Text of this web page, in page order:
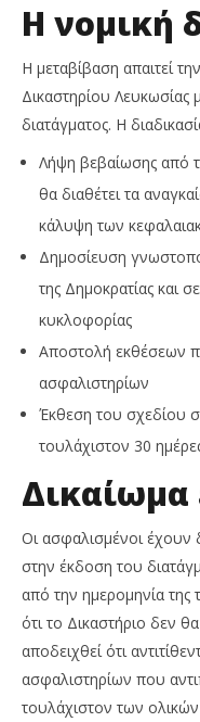
Η νομική
Η μεταβίβαση απαιτεί
Δικαστηρίου Λευκωσίας
διατάγματος. Η
Λήψη βεβαίωσης από
θα διαθέτει τα
κάλυψη των
Δημοσίευση
της Δημοκρατίας και
κυκλοφορίας
Αποστολή εκθέσεων
ασφαλιστηρίων
Έκθεση του σχεδίου
τουλάχιστον 30
Δικαίωμα
Οι ασφαλισμένοι
στην έκδοση του
από την ημερομηνία της
ότι το Δικαστήριο δεν
αποδειχθεί ότι
ασφαλιστηρίων που
τουλάχιστον των